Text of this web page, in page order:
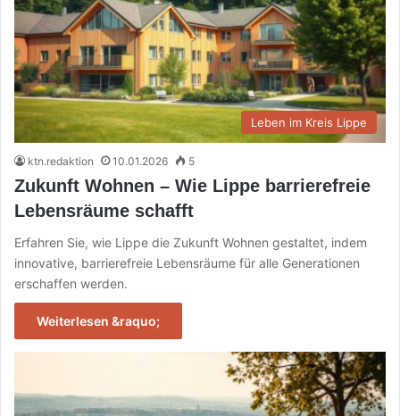
Leben im Kreis Lippe
ktn.redaktion 10.01.2026 5
Zukunft Wohnen – Wie Lippe barrierefreie
Lebensräume schafft
Erfahren Sie, wie Lippe die Zukunft Wohnen gestaltet, indem
innovative, barrierefreie Lebensräume für alle Generationen
erschaffen werden.
Weiterlesen &raquo;